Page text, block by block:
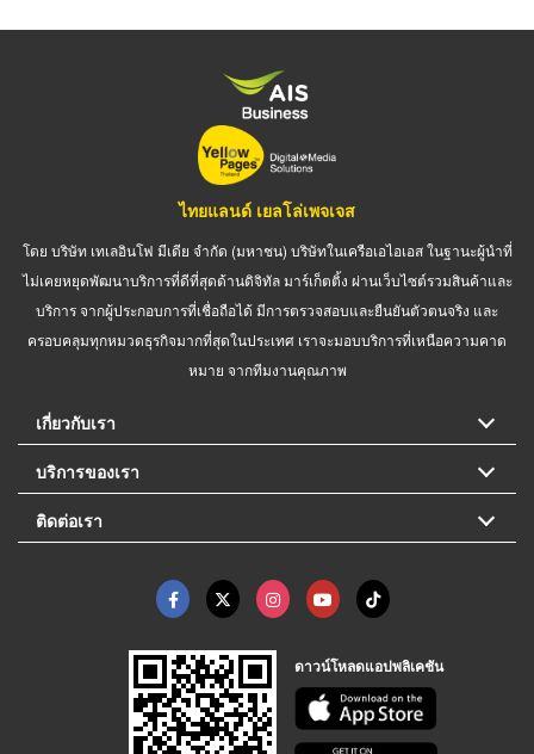
ไทยแลนด์ เยลโล่เพจเจส
โดย บริษัท เทเลอินโฟ มีเดีย จำกัด (มหาชน) บริษัทในเครือเอไอเอส ในฐานะผู้นำที่
ไม่เคยหยุดพัฒนาบริการที่ดีที่สุดด้านดิจิทัล มาร์เก็ตติ้ง ผ่านเว็บไซต์รวมสินค้าและ
บริการ จากผู้ประกอบการที่เชื่อถือได้ มีการตรวจสอบและยืนยันตัวตนจริง และ
ครอบคลุมทุกหมวดธุรกิจมากที่สุดในประเทศ เราจะมอบบริการที่เหนือความคาด
หมาย จากทีมงานคุณภาพ
เกี่ยวกับเรา
บริการของเรา
ติดต่อเรา
ดาวน์โหลดแอปพลิเคชัน